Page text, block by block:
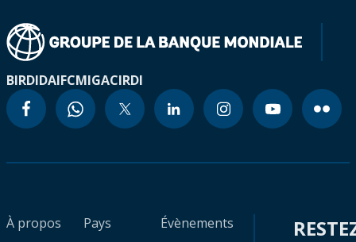
BIRDIDAIFCMIGACIRDI
À propos
Pays
Évènements